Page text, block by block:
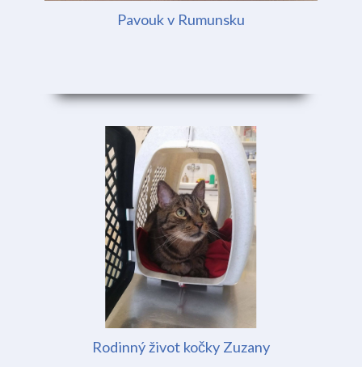
Pavouk v Rumunsku
Rodinný život kočky Zuzany